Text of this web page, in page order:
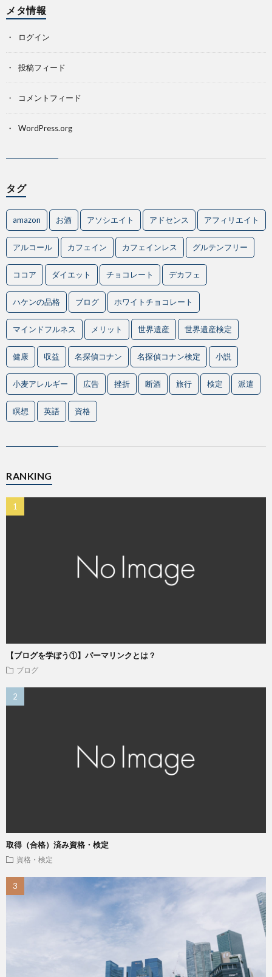
メタ情報
ログイン
投稿フィード
コメントフィード
WordPress.org
タグ
amazon お酒 アソシエイト アドセンス アフィリエイト
アルコール カフェイン カフェインレス グルテンフリー
ココア ダイエット チョコレート デカフェ
ハケンの品格 ブログ ホワイトチョコレート
マインドフルネス メリット 世界遺産 世界遺産検定
健康 収益 名探偵コナン 名探偵コナン検定 小説
小麦アレルギー 広告 挫折 断酒 旅行 検定 派遣
瞑想 英語 資格
RANKING
【ブログを学ぼう①】パーマリンクとは？
ブログ
取得（合格）済み資格・検定
資格・検定